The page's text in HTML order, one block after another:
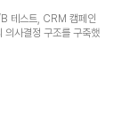
테스트, CRM 캠페인
의사결정 구조를 구축했